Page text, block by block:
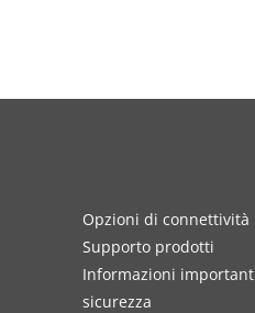
Opzioni di connettività
Supporto prodotti
Informazioni
sicurezza